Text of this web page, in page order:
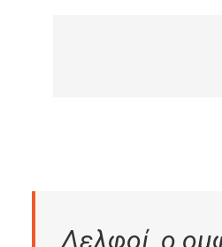
Δελφοί ,ο